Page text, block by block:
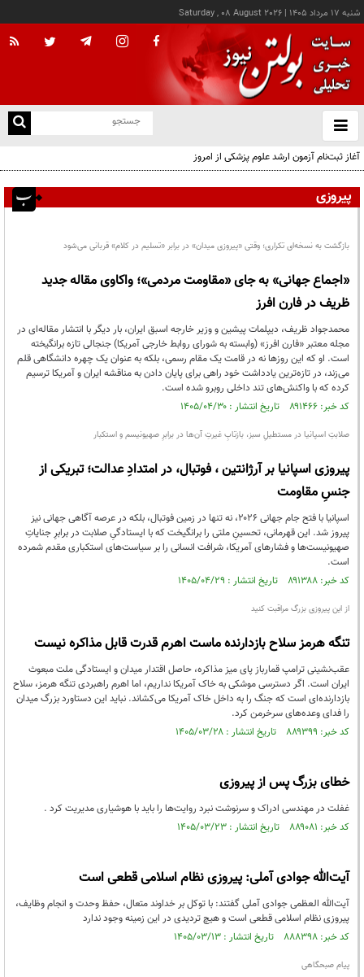
شنبه ۱۷ مرداد ۱۴۰۵ |
Saturday , 08 August 2026
باز
و
آغاز ثبت‌نام آزمون ارشد علوم پزشکی از امروز
پیروزی
بازگشت به نسخه‌ای تکراری؛ وقتی «پیروزی میدان» در برابر «تسلیم در کلام» قربانی می‌شود
«اجماع جهانی» به جای «مقاومت مردمی»؛ واکاوی مقاله جدید
ظریف در فارن افرز
محمدجواد ظریف، دیپلمات پیشین و وزیر خارجه اسبق ایران، بار دیگر با انتشار مقاله‌ای در
مجله معتبر «فارن افرز» (وابسته به شورای روابط خارجی آمریکا) جنجالی تازه برانگیخته
است. او که این روزها نه در قامت یک مقام رسمی، بلکه به عنوان یک چهره دانشگاهی قلم
می‌زند، در تازه‌ترین یادداشت خود راهی برای پایان دادن به مناقشه ایران و آمریکا ترسیم
کرده که با واکنش‌های تند داخلی روبرو شده است.
کد خبر: ۸۹۱۴۶۶ تاریخ انتشار : ۱۴۰۵/۰۴/۳۰
صلابتِ اسپانیا در مستطیلِ سبز، بازتابِ غیرتِ آن‌ها در برابرِ صهیونیسم و استکبار
پیروزی اسپانیا بر آرژانتین ، فوتبال، در امتدادِ عدالت؛ تبریکی از
جنسِ مقاومت
اسپانیا با فتح جام جهانی ۲۰۲۶، نه تنها در زمین فوتبال، بلکه در عرصه آگاهی جهانی نیز
پیروز شد. این قهرمانی، تحسینِ ملتی را برانگیخت که با ایستادگیِ صلابت در برابرِ جنایاتِ
صهیونیست‌ها و فشارهای آمریکا، شرافت انسانی را بر سیاست‌های استکباری مقدم شمرده
است.
کد خبر: ۸۹۱۳۸۸ تاریخ انتشار : ۱۴۰۵/۰۴/۲۹
از این پیروزی بزرگ مراقبت کنید
تنگه هرمز سلاح بازدارنده ماست اهرم قدرت قابل مذاکره نیست
عقب‌نشینی ترامپ قمارباز پای میز مذاکره، حاصل اقتدار میدان و ایستادگی ملت مبعوث
ایران است. اگر دسترسی موشکی به خاک آمریکا نداریم، اما اهرم راهبردی تنگه هرمز، سلاح
بازدارنده‌ای است که جنگ را به داخل خاک آمریکا می‌کشاند. نباید این دستاورد بزرگ میدان
را فدای وعده‌های سرخرمن کرد.
کد خبر: ۸۸۹۳۹۹ تاریخ انتشار : ۱۴۰۵/۰۳/۲۸
خطای بزرگ پس از پیروزی
غفلت در مهندسی ادراک و سرنوشت نبرد روایت‌ها را باید با هوشیاری مدیریت کرد .
کد خبر: ۸۸۹۰۸۱ تاریخ انتشار : ۱۴۰۵/۰۳/۲۳
آیت‌الله جوادی آملی: پیروزی نظام اسلامی قطعی است
آیت‌الله العظمی جوادی آملی گفتند: با توکل بر خداوند متعال، حفظ وحدت و انجام وظایف،
پیروزی نظام اسلامی قطعی است و هیچ تردیدی در این زمینه وجود ندارد
کد خبر: ۸۸۸۳۹۸ تاریخ انتشار : ۱۴۰۵/۰۳/۱۳
پیام صبحگاهی